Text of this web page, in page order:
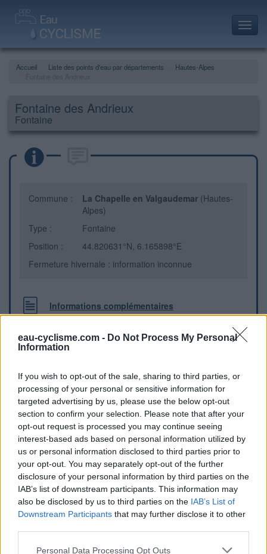
eau-cyclisme.com - Do Not Process My Personal
Information
If you wish to opt-out of the sale, sharing to third parties, or
processing of your personal or sensitive information for
targeted advertising by us, please use the below opt-out
section to confirm your selection. Please note that after your
opt-out request is processed you may continue seeing
interest-based ads based on personal information utilized by
us or personal information disclosed to third parties prior to
your opt-out. You may separately opt-out of the further
disclosure of your personal information by third parties on the
IAB’s list of downstream participants. This information may
also be disclosed by us to third parties on the IAB’s List of
Downstream Participants that may further disclose it to other
Personal Data Processing Opt Outs
Accueil Liste des points d'eau par départements
Hautes-Alpes
Fontaine des Andrieux
Fontaine
Commune : La Chapelle en Valgaudemar (Hautes-
Alpes)
Type :
Fontaine
Position :
44.820631°N, 6.165898°E
Fermeture hivernale : information inconnue
Informations complémentaires
Sous l'avancée de toit du bâtiment situé en face de l'entrée
de la chapelle.
Repères visuels
Afficher la carte